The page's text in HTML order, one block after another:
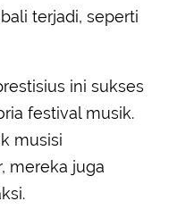
terjadi, seperti
ini sukses
festival musik.
musisi
mereka juga